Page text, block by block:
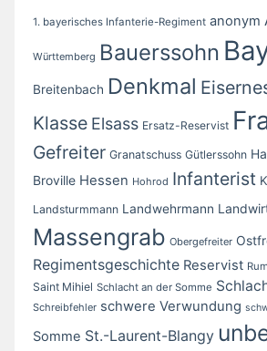
1. bayerisches Infanterie-Regiment anonym
Württemberg Bauerssohn
Breitenbach Denkmal
Klasse Elsass Ersatz-Reservist
Gefreiter Granatschuss Gütlerssohn
Broville Hessen Hohrod Infanterist
Landsturmmann Landwehrmann
Massengrab Obergefreiter
Regimentsgeschichte Reservist
Saint Mihiel Schlacht an der Somme
Schreibfehler schwere Verwundung
Somme St.-Laurent-Blangy